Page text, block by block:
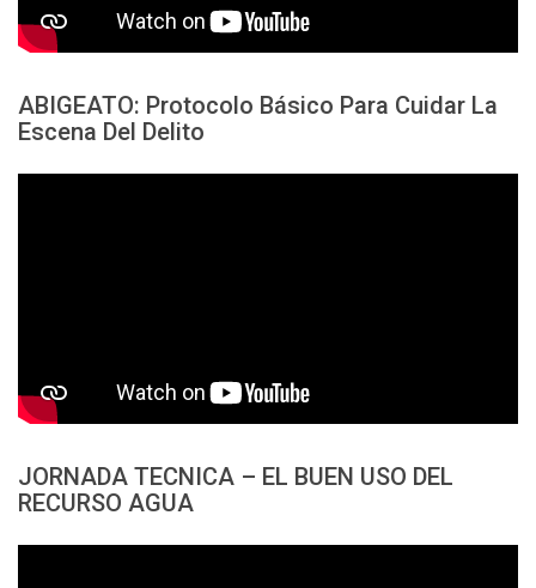
ABIGEATO: Protocolo Básico Para Cuidar La
Escena Del Delito
JORNADA TECNICA – EL BUEN USO DEL
RECURSO AGUA